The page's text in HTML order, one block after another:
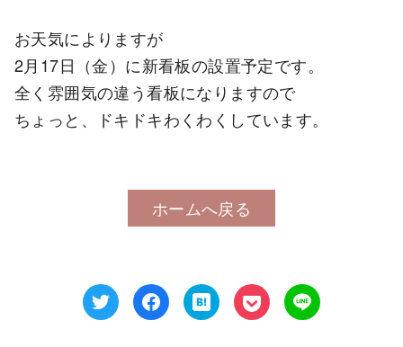
お天気によりますが
2月17日（金）に新看板の設置予定です。
全く雰囲気の違う看板になりますので
ちょっと、ドキドキわくわくしています。
ホームへ戻る